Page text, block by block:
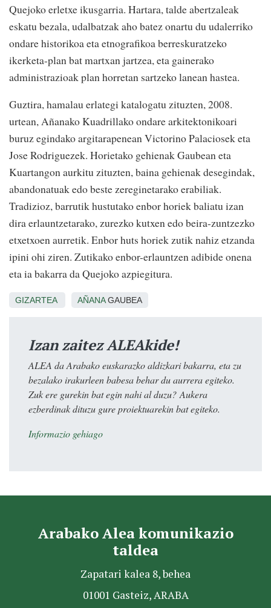
Quejoko erletxe ikusgarria. Hartara, talde abertzaleak
eskatu bezala, udalbatzak aho batez onartu du udalerriko
ondare historikoa eta etnografikoa berreskuratzeko
ikerketa-plan bat martxan jartzea, eta gainerako
administrazioak plan horretan sartzeko lanean hastea.
Guztira, hamalau erlategi katalogatu zituzten, 2008.
urtean, Añanako Kuadrillako ondare arkitektonikoari
buruz egindako argitarapenean Victorino Palaciosek eta
Jose Rodriguezek. Horietako gehienak Gaubean eta
Kuartangon aurkitu zituzten, baina gehienak desegindak,
abandonatuak edo beste zereginetarako erabiliak.
Tradizioz, barrutik hustutako enbor horiek baliatu izan
dira erlauntzetarako, zurezko kutxen edo beira-zuntzezko
etxetxoen aurretik. Enbor huts horiek zutik nahiz etzanda
ipini ohi ziren. Zutikako enbor-erlauntzen adibide onena
eta ia bakarra da Quejoko azpiegitura.
GIZARTEA AÑANAGAUBEA
Izan zaitez ALEAkide!
ALEA da Arabako euskarazko aldizkari bakarra, eta zu
bezalako irakurleen babesa behar du aurrera egiteko.
Zuk ere gurekin bat egin nahi al duzu? Aukera
ezberdinak dituzu gure proiektuarekin bat egiteko.
Informazio gehiago
Arabako Alea komunikazio
taldea
Zapatari kalea 8, behea
01001 Gasteiz, ARABA